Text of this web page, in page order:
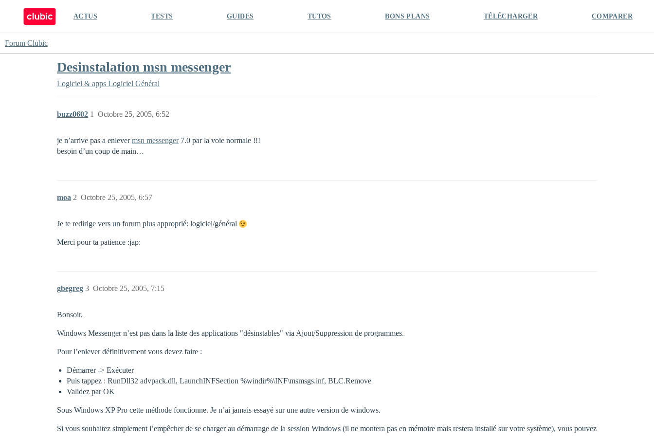
ACTUS TESTS GUIDES TUTOS BONS PLANS TÉLÉCHARGER COMPARER
Forum Clubic
Desinstalation msn messenger
Logiciel & apps Logiciel Général
buzz0602 Octobre 25, 2005, 6:52
1
je n’arrive pas a enlevermsn messenger7.0 par la voie normale !!!
besoin d’un coup de main…
moa Octobre 25, 2005, 6:57
2
Je te redirige vers un forum plus approprié: logiciel/général
Merci pour ta patience :jap:
gbegreg Octobre 25, 2005, 7:15
3
Bonsoir,
Windows Messenger n’est pas dans la liste des applications "désinstables" via Ajout/Suppression de programmes.
Pour l’enlever définitivement vous devez faire :
Démarrer -> Exécuter
Puis tappez : RunDll32 advpack.dll, LaunchINFSection %windir%\INF\msmsgs.inf, BLC.Remove
Validez par OK
Sous Windows XP Pro cette méthode fonctionne. Je n’ai jamais essayé sur une autre version de windows.
Si vous souhaitez simplement l’empêcher de se charger au démarrage de la session Windows (il ne montera pas en mémoire mais restera installé sur votre système), vous pouvez